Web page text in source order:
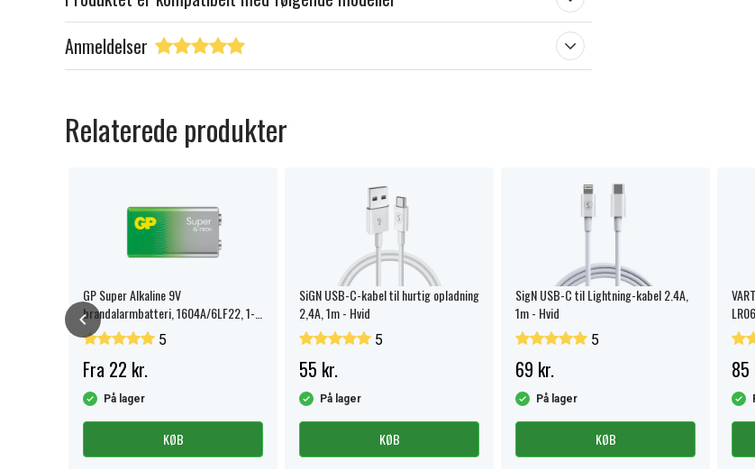
Anmeldelser
Relaterede produkter
GP Super Alkaline 9V
brandalarmbatteri, 1604A/6LF22, 1-
pak.
5
Fra 22 kr.
På lager
KØB
SiGN USB-C-kabel til hurtig opladning
2,4A, 1m - Hvid
5
55 kr.
På lager
KØB
SigN USB-C til Lightning-kabel 2.4A,
1m - Hvid
5
69 kr.
På lager
KØB
85